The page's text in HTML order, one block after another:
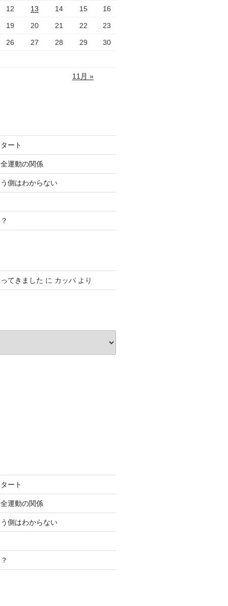
12 13 14 15 16
19 20 21 22 23
26 27 28 29 30
11月 »
ート
運動の関係
側はわからない
てきました に カッパより
ート
運動の関係
側はわからない